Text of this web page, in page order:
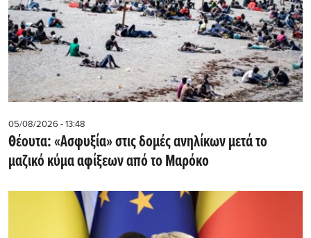
05/08/2026 - 13:48
Θέουτα: «Ασφυξία» στις δομές ανηλίκων μετά το
μαζικό κύμα αφίξεων από το Μαρόκο